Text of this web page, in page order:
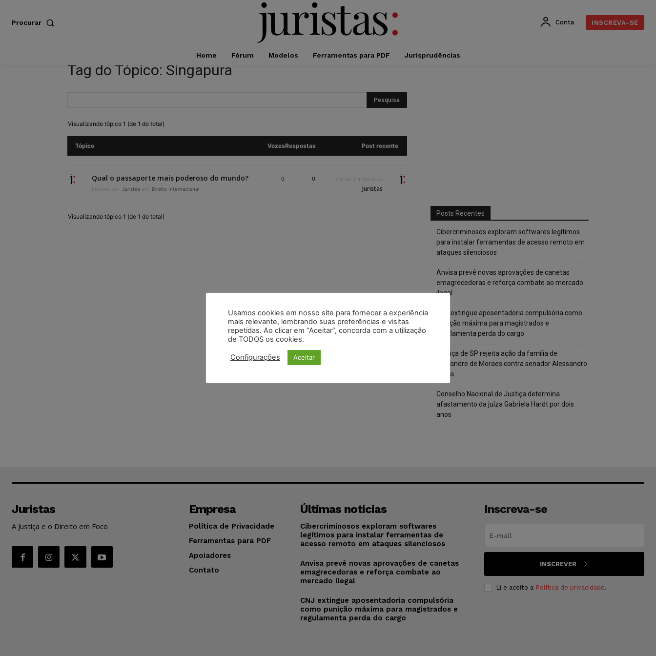
Procurar Conta INSCREVA-SE
Home Fórum Modelos Ferramentas para PDF Jurisprudências
Tag do Tópico: Singapura
Visualizando tópico 1 (de 1 do total)
Tópico VozesRespostas Post recente
Qual o passaporte mais poderoso do mundo?
Iniciado por: Juristas em: Direito Internacional
0 0 2 anos, 2 meses atrás
Juristas
Visualizando tópico 1 (de 1 do total) Posts Recentes
Cibercriminosos exploram softwares legítimos
para instalar ferramentas de acesso remoto em
ataques silenciosos
Anvisa prevê novas aprovações de canetas
emagrecedoras e reforça combate ao mercado
ilegal
CNJ extingue aposentadoria compulsória como
punição máxima para magistrados e
regulamenta perda do cargo
Justiça de SP rejeita ação da família de
Alexandre de Moraes contra senador Alessandro
Vieira
Conselho Nacional de Justiça determina
afastamento da juíza Gabriela Hardt por dois
anos
Juristas
A Justiça e o Direito em Foco
Empresa
Política de Privacidade
Ferramentas para PDF
Apoiadores
Contato
Últimas notícias
Cibercriminosos exploram softwares
legítimos para instalar ferramentas de
acesso remoto em ataques silenciosos
Anvisa prevê novas aprovações de canetas
emagrecedoras e reforça combate ao
mercado ilegal
CNJ extingue aposentadoria compulsória
como punição máxima para magistrados e
regulamenta perda do cargo
Inscreva-se
INSCREVER
Li e aceito a Política de privacidade.
Usamos cookies em nosso site para fornecer a experiência
mais relevante, lembrando suas preferências e visitas
repetidas. Ao clicar em “Aceitar”, concorda com a utilização
de TODOS os cookies.
Configurações Aceitar